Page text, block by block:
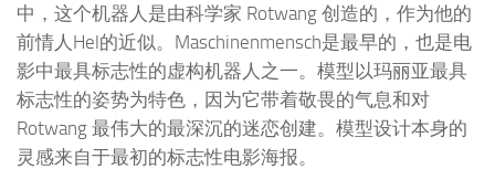
中，这个机器人是由科学家 Rotwang 创造的，作为他的
前情人Hel的近似。Maschinenmensch是最早的，也是电
影中最具标志性的虚构机器人之一。模型以玛丽亚最具
标志性的姿势为特色，因为它带着敬畏的气息和对
Rotwang 最伟大的最深沉的迷恋创建。模型设计本身的
灵感来自于最初的标志性电影海报。